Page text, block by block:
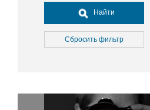
Досуг, туризм и отдых
Культура
Медицина
Окружающая среда
Найти
Сбросить фильтр